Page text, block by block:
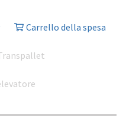
Carrello della spesa